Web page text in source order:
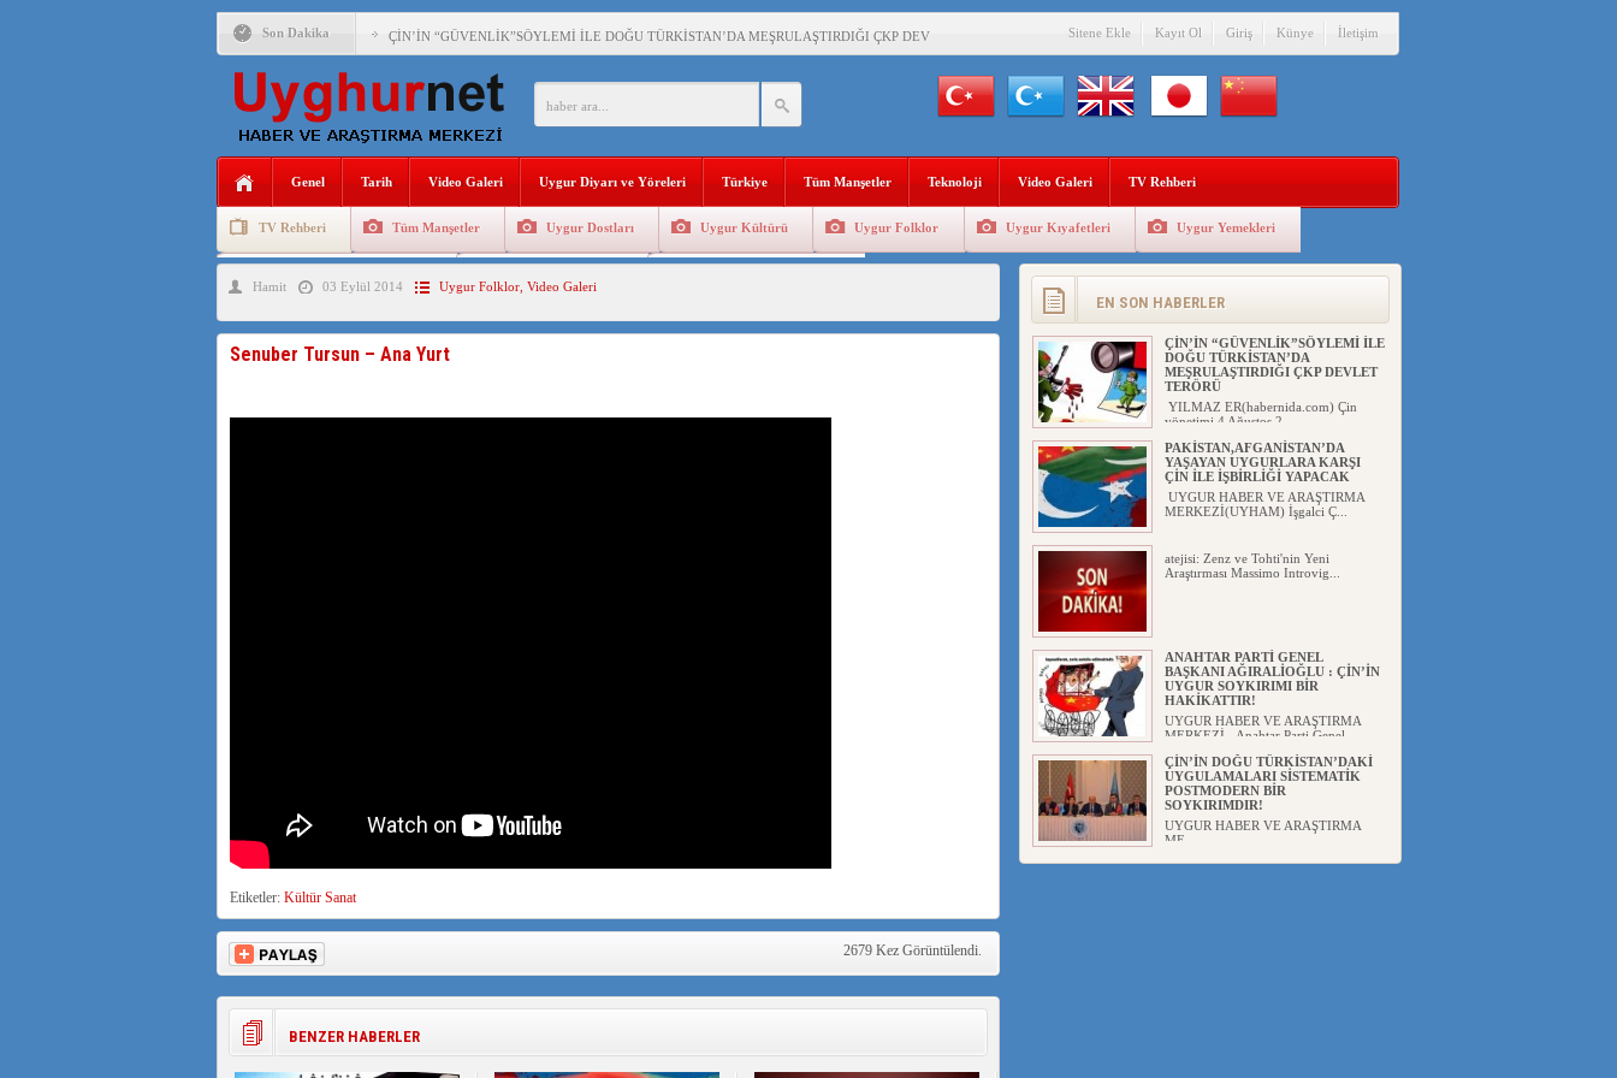
Son Dakika ÇİN’İN “GÜVENLİK”SÖYLEMİ İLE DOĞU TÜRKİSTAN’DA MEŞRULAŞTIRDIĞI ÇKP DEVLET TERÖRÜ
PAKİSTAN,AFGANİSTAN’DA YAŞAYAN UYGURLARA KARŞI ÇİN İLE İŞBİRLİĞİ YAPACAK
ANAHTAR PARTİ GENEL BAŞKANI AĞIRALİOĞLU : ÇİN’İN UYGUR SOYKIRIMI BİR HAKİKATTIR!
ÇİN’İN DOĞU TÜRKİSTAN’DAKİ UYGULAMALARI SİSTEMATİK POSTMODERN BİR SOYKIRIMDIR!
150 YILDIR KAYNAYAN YARAMIZ : ÇİN İŞGALİNDEKİ DOĞU TÜRKİSTAN
ÇİN’İN UYGUR POLİTİKALARINI ÖVEN DİYANET AKADEMİSİ BAŞKANI’NA TEPKİLER SÜRÜYOR
ÇİN’İN ANKARA BÜYÜKELÇİSİ JİANG’İN TRABZON ZİYARETİ
Sitene Ekle Kayıt Ol Giriş Künye İletişim
Genel Tarih Video Galeri Uygur Diyarı ve Yöreleri Türkiye Tüm Manşetler Teknoloji Video Galeri TV Rehberi
TV Rehberi Tüm Manşetler Uygur Dostları Uygur Kültürü Uygur Folklor Uygur Kıyafetleri Uygur Yemekleri
Uygurlarda Düğün ve Cenaze
Hamit 03 Eylül 2014 Uygur Folklor, Video Galeri
Senuber Tursun – Ana Yurt
Etiketler: Kültür Sanat
2679 Kez Görüntülendi.
BENZER HABERLER
EN SON HABERLER
ÇİN’İN “GÜVENLİK”SÖYLEMİ İLE
DOĞU TÜRKİSTAN’DA
MEŞRULAŞTIRDIĞI ÇKP DEVLET
TERÖRÜ
YILMAZ ER(habernida.com) Çin
yönetimi 4 Ağustos 2...
PAKİSTAN,AFGANİSTAN’DA
YAŞAYAN UYGURLARA KARŞI
ÇİN İLE İŞBİRLİĞİ YAPACAK
UYGUR HABER VE ARAŞTIRMA
MERKEZİ(UYHAM) İşgalci Ç...
atejisi: Zenz ve Tohti'nin Yeni
Araştırması Massimo Introvig...
ANAHTAR PARTİ GENEL
BAŞKANI AĞIRALİOĞLU : ÇİN’İN
UYGUR SOYKIRIMI BİR
HAKİKATTIR!
UYGUR HABER VE ARAŞTIRMA
MERKEZİ Anahtar Parti Genel
ÇİN’İN DOĞU TÜRKİSTAN’DAKİ
UYGULAMALARI SİSTEMATİK
POSTMODERN BİR
SOYKIRIMDIR!
UYGUR HABER VE ARAŞTIRMA
ME...
DİYANET AKADEMİSİ BAŞKANI